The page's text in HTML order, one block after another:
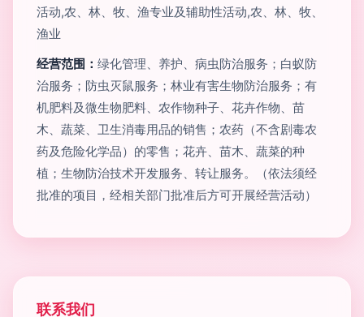
活动,农、林、牧、渔专业及辅助性活动,农、林、牧、
渔业
经营范围： 绿化管理、养护、病虫防治服务；白蚁防
治服务；防虫灭鼠服务；林业有害生物防治服务；有
机肥料及微生物肥料、农作物种子、花卉作物、苗
木、蔬菜、卫生消毒用品的销售；农药（不含剧毒农
药及危险化学品）的零售；花卉、苗木、蔬菜的种
植；生物防治技术开发服务、转让服务。（依法须经
批准的项目，经相关部门批准后方可开展经营活动）
联系我们